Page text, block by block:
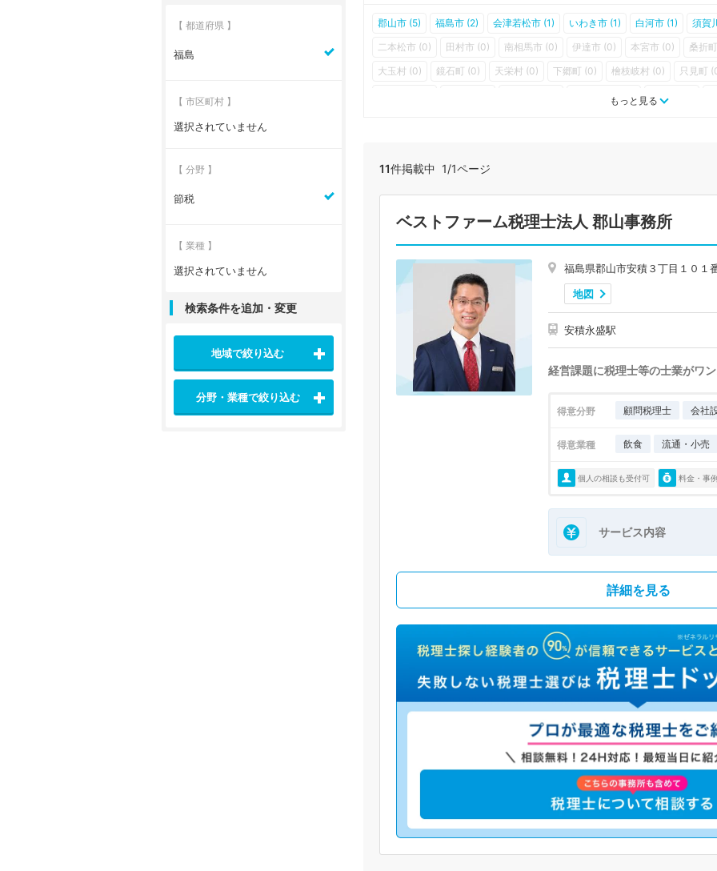
郡山市 (5) 福島市 (2) 会津若松市 (1) いわき市 (1) 白河市 (1)
須賀
二本松市 (0)
田村市 (0) 南相馬市 (0) 伊達市 (0) 本宮市 (0)
桑折
大玉村 (0)
鏡石町 (0) 天栄村 (0) 下郷町 (0) 檜枝岐村 (0)
只見町
会津坂下町 (0) 湯川村 (0)
楢葉町 (0)
富岡町 (0)
もっと見る
11件掲載中 1/1ページ
ベストファーム税理士法人 郡山事務所
福島県郡山市安積３丁目１０１
地図
安積永盛駅
経営課題に税理士等の士業がワ
得意分野 顧問税理士 会社
得意業種 飲食 流通・小売
個人の相談も受付可 料金・事
サービス内容
詳細を見る
【 都道府県 】
福島
【 市区町村 】
選択されていません
【 分野 】
節税
【 業種 】
選択されていません
検索条件を追加・変更
地域で絞り込む
分野・業種で絞り込む